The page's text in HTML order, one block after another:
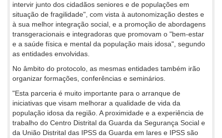
intervir junto dos cidadãos seniores e de populações em
situação de fragilidade", com vista à autonomização destes e
à sua melhor integração social, e a promoção de abordagens
transgeracionais e integradoras que promovam o "bem-estar
e a saúde física e mental da população mais idosa", segundo
as entidades envolvidas.
No âmbito do protocolo, as mesmas entidades também irão
organizar formações, conferências e seminários.
"Esta parceria é muito importante para o arranque de
iniciativas que visam melhorar a qualidade de vida da
população idosa da região. A proximidade e a experiência de
trabalho do Centro Distrital da Guarda da Segurança Social e
da União Distrital das IPSS da Guarda em lares e IPSS são